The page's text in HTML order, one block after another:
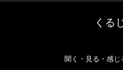
くる
聞く・見る・感じ